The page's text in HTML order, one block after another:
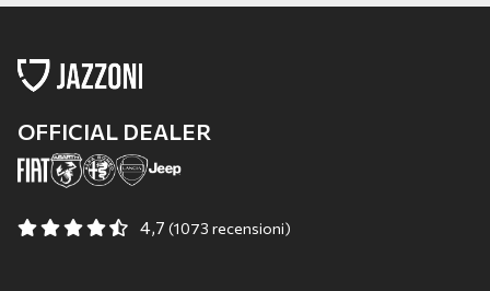
OFFICIAL DEALER
4,7 (1073 recensioni)